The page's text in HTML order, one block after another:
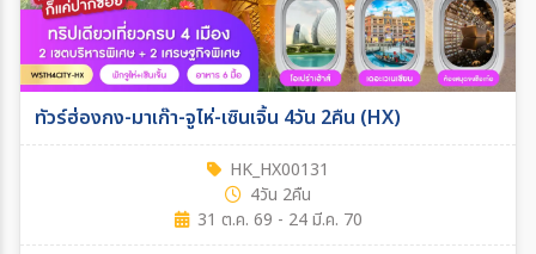
ทัวร์ฮ่องกง-มาเก๊า-จูไห่-เซินเจิ้น 4วัน 2คืน (HX)
HK_HX00131
4วัน 2คืน
31 ต.ค. 69 - 24 มี.ค. 70